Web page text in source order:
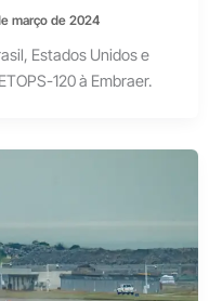
março de 2024
Estados Unidos e
120 à Embraer.